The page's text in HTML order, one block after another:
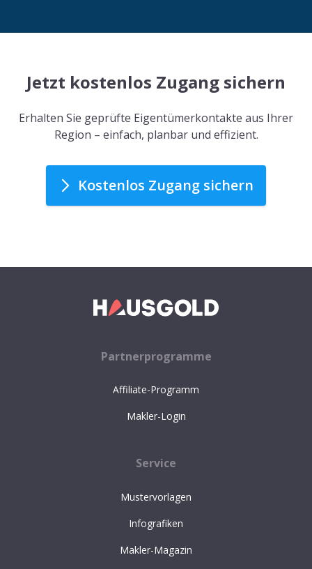
Jetzt kostenlos Zugang sichern
Erhalten Sie geprüfte Eigentümerkontakte aus Ihrer
Region – einfach, planbar und effizient.
Kostenlos Zugang sichern
Partnerprogramme
Affiliate-Programm
Makler-Login
Service
Mustervorlagen
Infografiken
Makler-Magazin